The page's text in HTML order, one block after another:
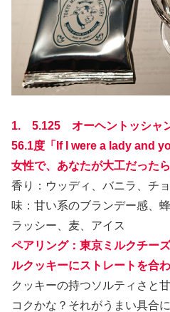
1. 5.125 オーヘントッシャ
56.1度「If I were a lady and
女性で、あなたが大工だったら
香り：ウッディ、バニラ、チ
味：甘い系のブランデー感、
ラッシー、麦、アイス
ペアリング：東京ミルクチー
ルクッキーにストレートを合
クッキーの持つソルティさと
コクかな？それがうまい具合